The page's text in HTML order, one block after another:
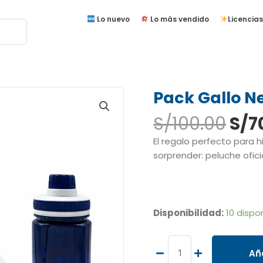
Lo nuevo Lo más vendido Licencias
Pack Gallo
S/100.00El
S/
El regalo perfecto para
sorprender: peluche
Disponibilidad: 10
Gallo
-
Alianza